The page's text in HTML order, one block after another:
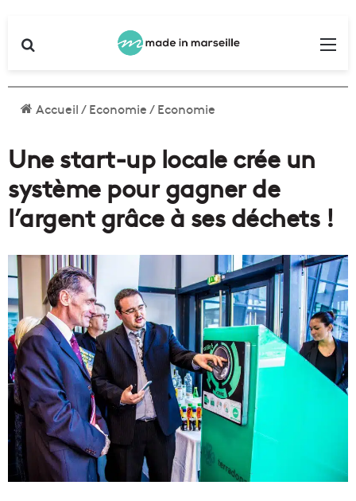
Accueil/Economie/Economie
Une start-up locale crée un
système pour gagner de
l’argent grâce à ses déchets !